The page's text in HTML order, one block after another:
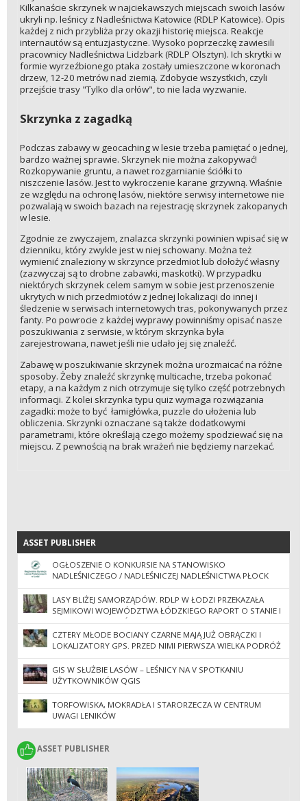
Kilkanaście skrzynek w najciekawszych miejscach swoich lasów
ukryli np. leśnicy z Nadleśnictwa Katowice (RDLP Katowice). Opis
każdej z nich przybliża przy okazji historię miejsca. Reakcje
internautów są entuzjastyczne. Wysoko poprzeczkę zawiesili
pracownicy Nadleśnictwa Lidzbark (RDLP Olsztyn). Ich skrytki w
formie wyrzeźbionego ptaka zostały umieszczone w koronach
drzew, 12-20 metrów nad ziemią. Zdobycie wszystkich, czyli
przejście trasy "Tylko dla orłów", to nie lada wyzwanie.
Skrzynka z zagadką
Podczas zabawy w geocaching w lesie trzeba pamiętać o jednej,
bardzo ważnej sprawie. Skrzynek nie można zakopywać!
Rozkopywanie gruntu, a nawet rozgarnianie ściółki to
niszczenie lasów. Jest to wykroczenie karane grzywną. Właśnie
ze względu na ochronę lasów, niektóre serwisy internetowe nie
pozwalają w swoich bazach na rejestrację skrzynek zakopanych
w lesie.
Zgodnie ze zwyczajem, znalazca skrzynki powinien wpisać się w
dzienniku, który zwykle jest w niej schowany. Można też
wymienić znaleziony w skrzynce przedmiot lub dołożyć własny
(zazwyczaj są to drobne zabawki, maskotki). W przypadku
niektórych skrzynek celem samym w sobie jest przenoszenie
ukrytych w nich przedmiotów z jednej lokalizacji do innej i
śledzenie w serwisach internetowych tras, pokonywanych przez
fanty. Po powrocie z każdej wyprawy powinniśmy opisać nasze
poszukiwania z serwisie, w którym skrzynka była
zarejestrowana, nawet jeśli nie udało jej się znaleźć.
Zabawę w poszukiwanie skrzynek można urozmaicać na różne
sposoby. Żeby znaleźć skrzynkę multicache, trzeba pokonać
etapy, a na każdym z nich otrzymuje się tylko część potrzebnych
informacji. Z kolei skrzynka typu quiz wymaga rozwiązania
zagadki: może to być łamigłówka, puzzle do ułożenia lub
obliczenia. Skrzynki oznaczane są także dodatkowymi
parametrami, które określają czego możemy spodziewać się na
miejscu. Z pewnością na brak wrażeń nie będziemy narzekać.
ASSET PUBLISHER
ASSET PUBLISHER
OGŁOSZENIE O KONKURSIE NA STANOWISKO
NADLEŚNICZEGO / NADLEŚNICZEJ NADLEŚNICTWA PŁOCK
LASY BLIŻEJ SAMORZĄDÓW. RDLP W ŁODZI PRZEKAZAŁA
SEJMIKOWI WOJEWÓDZTWA ŁÓDZKIEGO RAPORT O STANIE I
GOSPODARCE LASÓW
CZTERY MŁODE BOCIANY CZARNE MAJĄ JUŻ OBRĄCZKI I
LOKALIZATORY GPS. PRZED NIMI PIERWSZA WIELKA PODRÓŻ
DO AFRYKI
GIS W SŁUŻBIE LASÓW – LEŚNICY NA V SPOTKANIU
UŻYTKOWNIKÓW QGIS
TORFOWISKA, MOKRADŁA I STARORZECZA W CENTRUM
UWAGI LENIKÓW
ASSET PUBLISHER
ASSET PUBLISHER